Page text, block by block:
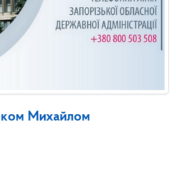
Михайлом